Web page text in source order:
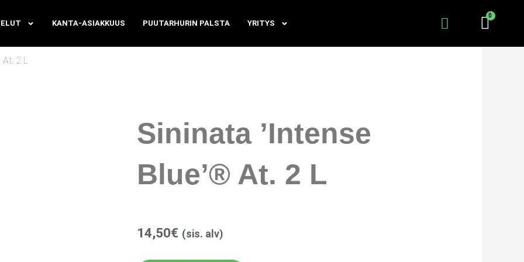
KANTA-ASIAKKUUS PUUTARHURIN PALSTA YRITYS
At. 2 L
Sininata ’Intense
Blue’® At. 2 L
14,50€ (sis. alv)